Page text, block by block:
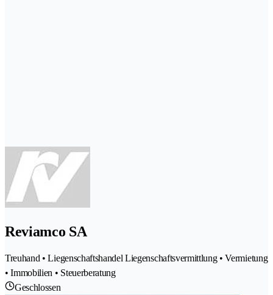
Reviamco SA
Treuhand • Liegenschaftshandel Liegenschaftsvermittlung • Vermietung
• Immobilien • Steuerberatung
Geschlossen